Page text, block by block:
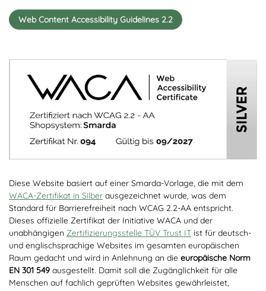
Web Content Accessibility Guidelines 2.2
Diese Website basiert auf einer Smarda-Vorlage, die mit dem
WACA-Zertifikat in Silber ausgezeichnet wurde, was dem
Standard für Barrierefreiheit nach WCAG 2.2-AA entspricht.
Dieses offizielle Zertifikat der Initiative WACA und der
unabhängigen Zertifizierungsstelle TÜV Trust IT ist für deutsch-
und englischsprachige Websites im gesamten europäischen
Raum gedacht und wird in Anlehnung an die europäische Norm
EN 301 549 ausgestellt. Damit soll die Zugänglichkeit für alle
Menschen auf fachlich geprüften Websites gewährleistet,